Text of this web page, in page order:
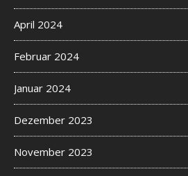
April 2024
Februar 2024
Januar 2024
Dezember 2023
November 2023